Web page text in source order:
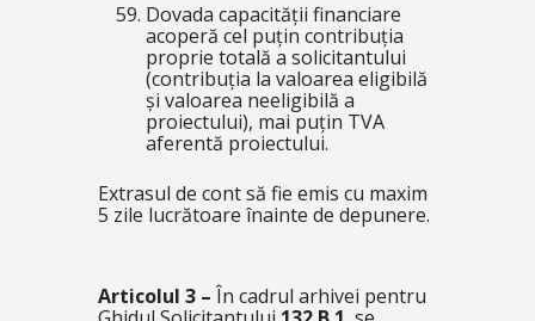
Dovada capacității financiare
acoperă cel puțin contribuția
proprie totală a solicitantului
(contribuția la valoarea eligibilă
și valoarea neeligibilă a
proiectului), mai puțin TVA
aferentă proiectului.
Extrasul de cont să fie emis cu maxim
5 zile lucrătoare înainte de depunere.
Articolul 3 – În cadrul arhivei pentru